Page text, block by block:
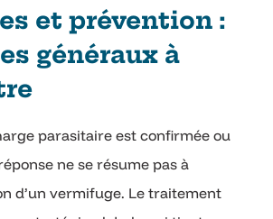
et prévention :
généraux à
parasitaire est confirmée ou
ne se résume pas à
d’un vermifuge. Le traitement